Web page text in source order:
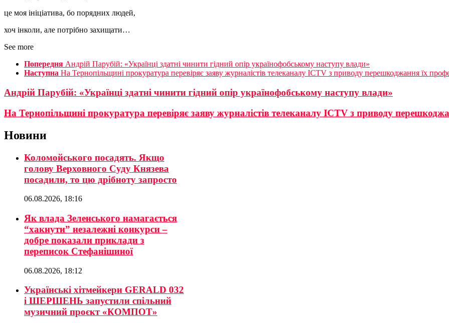
це моя ініціатива, бо порядних людей,
хоч інколи, але потрібно захищати…
See more
Попередня Андрій Парубій: «Українці здатні чинити гідний опір українофобському наступу влади»
Наступна На Тернопільщині прокуратура перевіряє заяву журналістів телеканалу ICTV з приводу перешкоджання їх
Андрій Парубій: «Українці здатні чинити гідний опір українофобському наступу влади»
На Тернопільщині прокуратура перевіряє заяву журналістів телеканалу ICTV з приводу
Новини
Коломойського посадять. Якщо
голову Верховного Суду Князева
посадили, то цю дрібноту запросто
06.08.2026, 18:16
Як влада Зеленського намагається
“хакнути” незалежні конкурси –
добре показали приклади з
переписок Стефанішиної
06.08.2026, 18:12
Українські хітмейкери GERALD 032
і ШЕРШЕНЬ запустили спільний
музичний проєкт «КОМПОТ»